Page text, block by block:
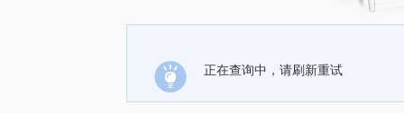
正在查询中，请刷新重试